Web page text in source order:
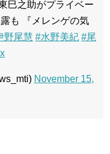
巳之助がプライベー
も 『メレンゲの気
野尾慧 #水野美紀 #尾
November 15,